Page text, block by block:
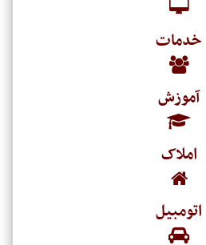
خدمات
آموزش
املاک
اتومبیل